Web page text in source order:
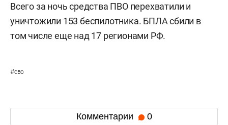
Всего за ночь средства ПВО перехватили и
уничтожили 153 беспилотника. БПЛА сбили в
том числе еще над 17 регионами РФ.
#сво
Комментарии 0